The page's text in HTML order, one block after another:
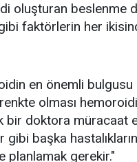
oluşturan beslenme
faktörlerin her
en önemli bulgusu
renkte olması
bir doktora müracaat
başka
planlamak gerekir."